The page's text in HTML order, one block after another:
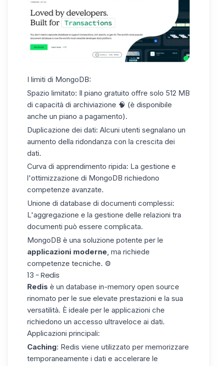
I limiti di MongoDB:
Spazio limitato: Il piano gratuito offre solo 512 MB
di capacità di archiviazione 🧠 (è disponibile
anche un piano a pagamento).
Duplicazione dei dati: Alcuni utenti segnalano un
aumento della ridondanza con la crescita dei
dati.
Curva di apprendimento ripida: La gestione e
l'ottimizzazione di MongoDB richiedono
competenze avanzate.
Unione di database di documenti complessi:
L'aggregazione e la gestione delle relazioni tra
documenti può essere complicata.
MongoDB è una soluzione potente per le
applicazioni moderne, ma richiede
competenze tecniche. ⚙️
13 - Redis
Redis è un database in-memory open source
rinomato per le sue elevate prestazioni e la sua
versatilità. È ideale per le applicazioni che
richiedono un accesso ultraveloce ai dati.
Applicazioni principali:
Caching: Redis viene utilizzato per memorizzare
temporaneamente i dati e accelerare le